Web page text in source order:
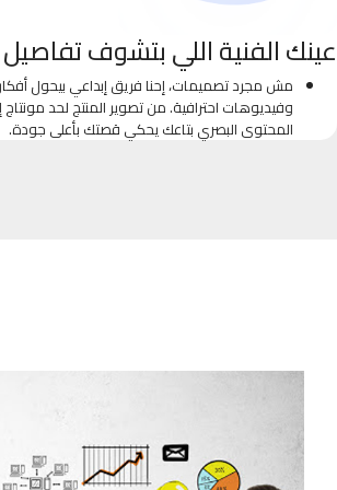
عينك الفنية اللي بتشوف تفاصيل
مش مجرد تصميمات، إحنا فريق إبداعي بيحول
وفيديوهات احترافية. من تصوير المنتج لحد مونتاج
المحتوى البصري بتاعك يحكي قصتك بأعلى جودة.